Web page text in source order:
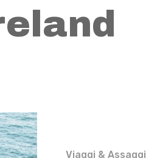
Viaggi & Assaggi